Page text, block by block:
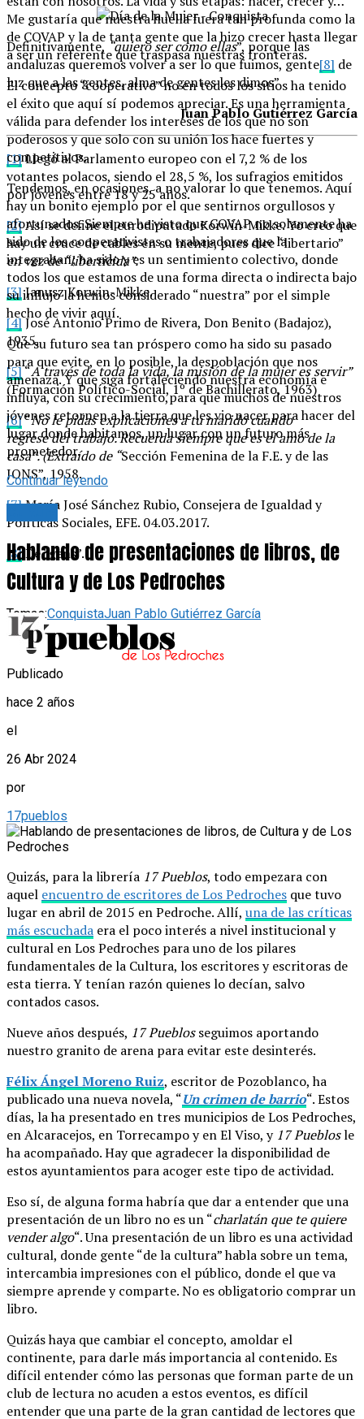
Definitivamente, “quiero ser como ellas”, porque las
andaluzas queremos volver a ser lo que fuimos, gente[8] de
luz que a las gentes, alma de gentes les dimos”
Juan Pablo Gutiérrez García
[1]Llegó al Parlamento europeo con el 7,2 % de los
votantes polacos, siendo el 28,5 %, los sufragios emitidos
por jóvenes entre 18 y 25 años.
[2]Así se define el eurodiputado Korwin-Mikke. Yo creo que
hay un cruce de cables en su mente, pues dice “libertario”
en vez de “liberticida”.
[3]Janusz Korwin-Mikke.
[4]José Antonio Primo de Rivera, Don Benito (Badajoz),
1935.
[5]“A través de toda la vida, la misión de la mujer es servir”
(Formación Político-Social, 1º de Bachillerato, 1963)
[6]“No le pidas explicaciones a tu marido cuando
regresedel trabajo. Recuerda siempre que es el amo de la
casa”.(Extraído de “Sección Femenina de la F.E. y de las
JONS”, 1958.
[7]María José Sánchez Rubio, Consejera de Igualdad y
Políticas Sociales, EFE. 04.03.2017.
[8]De “gens”.
Temas:ConquistaJuan Pablo Gutiérrez García
Me gustaría que nuestra huella fuera tan profunda como la
de COVAP y la de tanta gente que la hizo crecer hasta llegar
a ser un referente que traspasa nuestras fronteras.
El concepto “cooperativo” no en todos los sitios ha tenido
el éxito que aquí sí podemos apreciar. Es una herramienta
válida para defender los intereses de los que no son
poderosos y que solo con su unión los hace fuertes y
competitivos.
Tendemos, en ocasiones, a no valorar lo que tenemos. Aquí
hay un bonito ejemplo por el que sentirnos orgullosos y
afortunados. Siempre he visto que COVAP no solamente ha
sido de los cooperativistas o trabajadores que la
integraban; ha sido y es un sentimiento colectivo, donde
todos los que estamos de una forma directa o indirecta bajo
su influjo la hemos considerado “nuestra” por el simple
hecho de vivir aquí.
Que su futuro sea tan próspero como ha sido su pasado
para que evite, en lo posible, la despoblación que nos
amenaza. Y que siga fortaleciendo nuestra economía e
influya, con su crecimiento,para que muchos de nuestros
jóvenes retornen a la tierra que les vio nacer para hacer del
lugar donde habitamos, un lugar con un futuro más
prometedor.
Continuar leyendo
Hablando de presentaciones de libros, de
Cultura y de Los Pedroches
Publicado
hace 2 años
el
26 Abr 2024
por
17pueblos
Quizás, para la librería 17 Pueblos, todo empezara con
aquel encuentro de escritores de Los Pedroches que tuvo
lugar en abril de 2015 en Pedroche. Allí, una de las críticas
más escuchada era el poco interés a nivel institucional y
cultural en Los Pedroches para uno de los pilares
fundamentales de la Cultura, los escritores y escritoras de
esta tierra. Y tenían razón quienes lo decían, salvo
contados casos.
Nueve años después, 17 Pueblosseguimos aportando
nuestro granito de arena para evitar este desinterés.
Félix Ángel Moreno Ruiz, escritor de Pozoblanco, ha
publicado una nueva novela, “Un crimen de barrio“. Estos
días, la ha presentado en tres municipios de Los Pedroches,
en Alcaracejos, en Torrecampo y en El Viso, y 17 Pueblosle
ha acompañado. Hay que agradecer la disponibilidad de
estos ayuntamientos para acoger este tipo de actividad.
Eso sí, de alguna forma habría que dar a entender que una
presentación de un libro no es un “charlatán que te quiere
vender algo“. Una presentación de un libro es una actividad
cultural, donde gente “de la cultura” habla sobre un tema,
intercambia impresiones con el público, donde el que va
siempre aprende y comparte. No es obligatorio comprar un
libro.
Quizás haya que cambiar el concepto, amoldar el
continente, para darle más importancia al contenido. Es
difícil entender cómo las personas que forman parte de un
club de lectura no acuden a estos eventos, es difícil
entender que una parte de la gran cantidad de lectores que